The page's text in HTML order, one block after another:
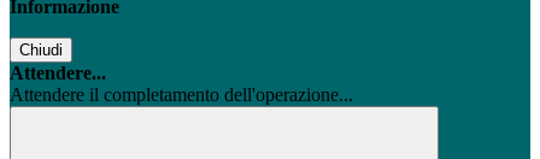
Informazione
Chiudi
Attendere...
Attendere il completamento dell'operazione...